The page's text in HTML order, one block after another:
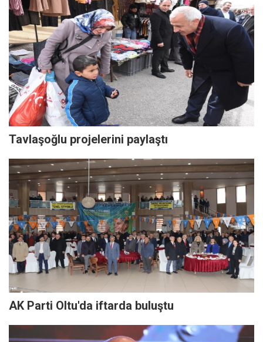
Tavlaşoğlu projelerini paylaştı
AK Parti Oltu'da iftarda buluştu